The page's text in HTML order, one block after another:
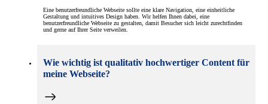
Eine benutzerfreundliche Webseite sollte eine klare Navigation, eine einheitliche
Gestaltung und intuitives Design haben. Wir helfen Ihnen dabei, eine
benutzerfreundliche Webseite zu gestalten, damit Besucher sich leicht zurechtfinden
und gerne auf Ihrer Seite verweilen.
Wie wichtig ist qualitativ hochwertiger Content für
meine Webseite?